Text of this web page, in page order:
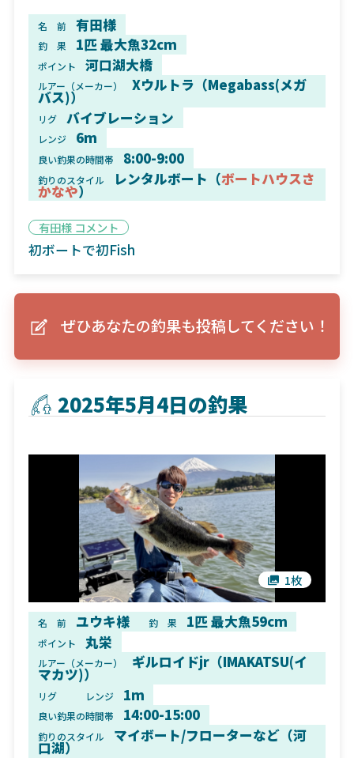
名 前 有田様
釣 果 1匹 最大魚32cm
ポイント 河口湖大橋
ルアー（メーカー） Xウルトラ（Megabass(メガ
バス)）
リグ バイブレーション
レンジ 6m
良い釣果の時間帯 8:00-9:00
釣りのスタイル レンタルボート（ボートハウスさ
かなや）
有田様 コメント
初ボートで初Fish
ぜひあなたの釣果も投稿してください！
2025年5月4日の釣果
1枚
名 前 ユウキ様 釣 果 1匹 最大魚59cm
ポイント 丸栄
ルアー（メーカー） ギルロイドjr（IMAKATSU(イ
マカツ)）
リグ レンジ 1m
良い釣果の時間帯 14:00-15:00
釣りのスタイル マイボート/フローターなど（河
口湖）